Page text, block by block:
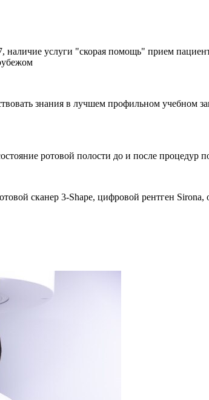
услуги "скорая помощь" прием
знания в лучшем профильном учебном
ротовой полости до и после
сканер 3-Shape, цифровой рентген Sirona,